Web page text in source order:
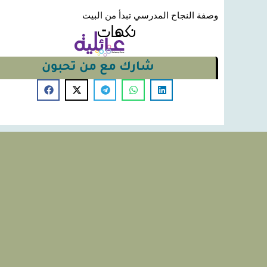
وصفة النجاح المدرسي تبدأ من البيت
شارك مع من تحبون